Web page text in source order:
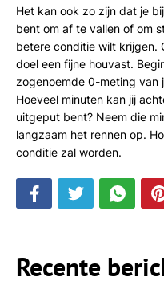
Het kan ook zo zijn dat je
bent om af te vallen of om
betere conditie wilt krijgen.
doel een fijne houvast.
zogenoemde 0-meting van
Hoeveel minuten kan jij
uitgeput bent? Neem die
langzaam het rennen op.
conditie zal worden.
Recente